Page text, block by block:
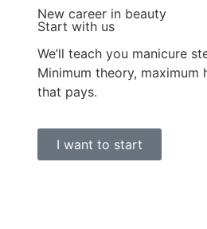
New career in beauty
Start with us
We’ll teach you manicure
Minimum theory, maximum
that pays.
I want to start